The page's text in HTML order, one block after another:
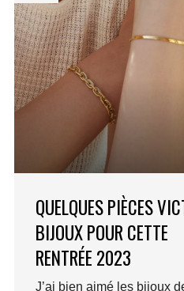
QUELQUES PIÈCES
BIJOUX POUR CETTE
RENTRÉE 2023
J’ai bien aimé les bijoux